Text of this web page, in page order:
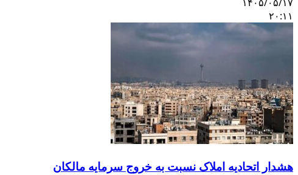
۲۰:۱۱
هشدار اتحادیه املاک نسبت به خروج سرمایه مالکان